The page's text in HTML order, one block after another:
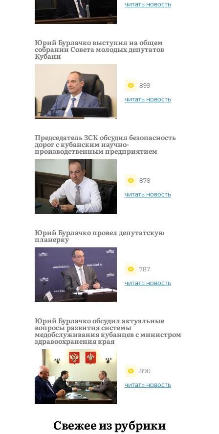
читать новость
Юрий Бурлачко выступил на общем
собрании Совета молодых депутатов
Кубани
899
читать новость
Председатель ЗСК обсудил безопасность
дорог с кубанским научно-
производственным предприятием
878
читать новость
Юрий Бурлачко провел депутатскую
планерку
787
читать новость
Юрий Бурлачко обсудил актуальные
вопросы развития системы
медобслуживания кубанцев с министром
здравоохранения края
890
читать новость
Свежее из рубрики